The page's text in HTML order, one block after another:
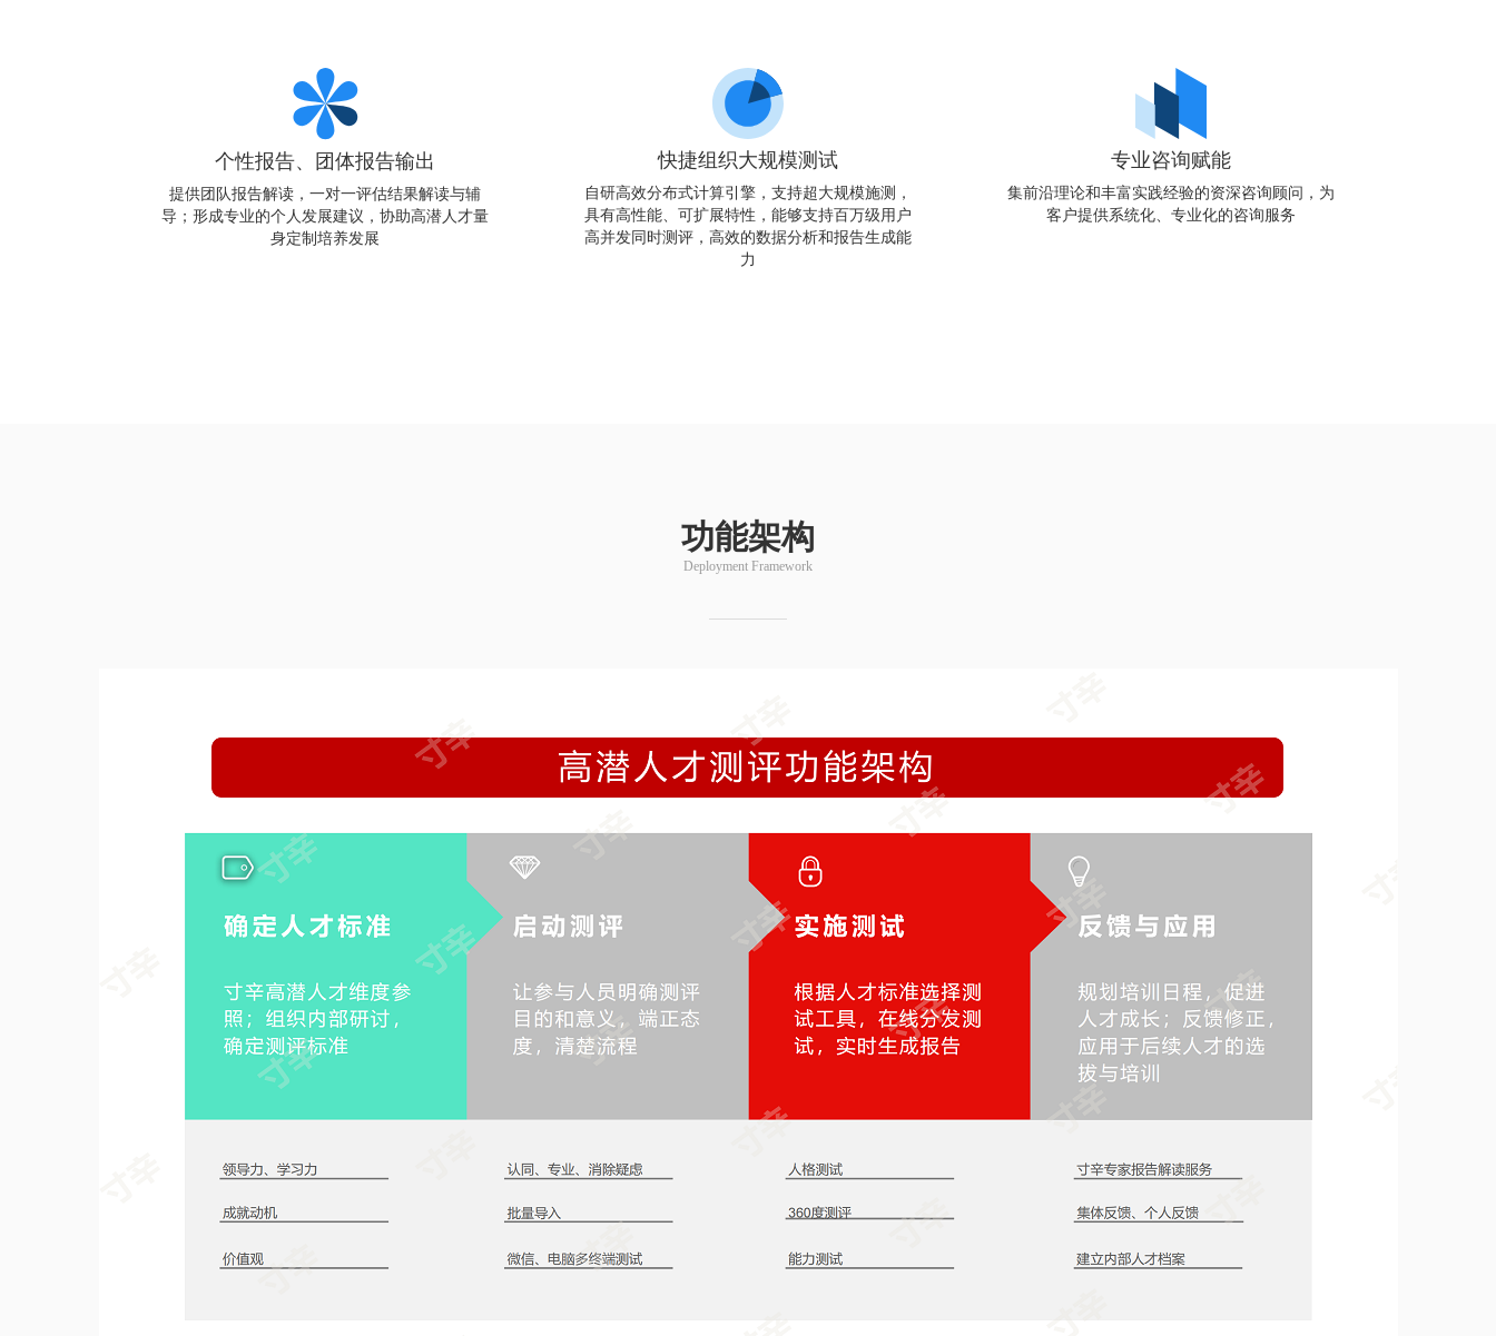
个性报告、团体报告输出
提供团队报告解读，一对一评估结果解读与辅
导；形成专业的个人发展建议，协助高潜人才量
身定制培养发展
快捷组织大规模测试
自研高效分布式计算引擎，支持超大规模施测，
具有高性能、可扩展特性，能够支持百万级用户
高并发同时测评，高效的数据分析和报告生成能
力
专业咨询赋能
集前沿理论和丰富实践经验的资深咨询顾问，为
客户提供系统化、专业化的咨询服务
功能架构
Deployment Framework